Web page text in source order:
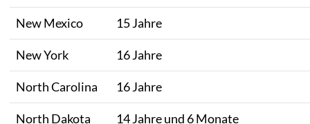
New Mexico 15 Jahre
New York 16 Jahre
North Carolina 16 Jahre
North Dakota 14 Jahre und 6 Monate